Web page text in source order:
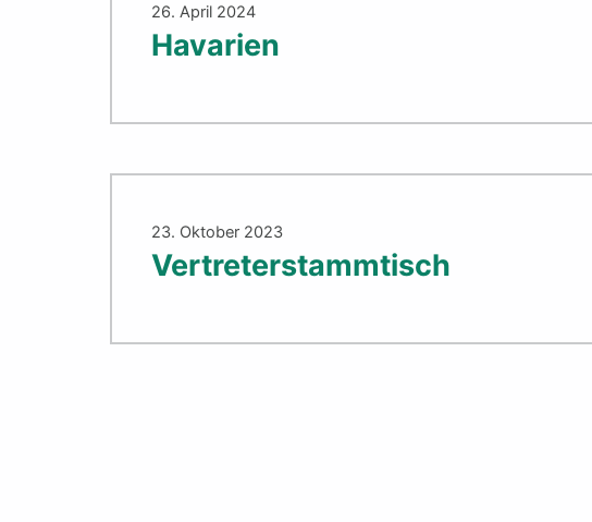
26. April 2024
Havarien
23. Oktober 2023
Vertreterstammtisch